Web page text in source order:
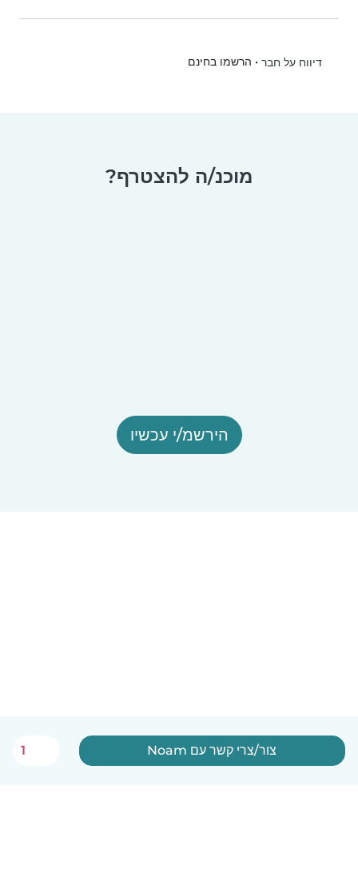
דיווח על חבר • הרשמו בחינם
מוכנ/ה להצטרף?
הירשמ/י עכשיו
צור/צרי קשר עם Noam 1